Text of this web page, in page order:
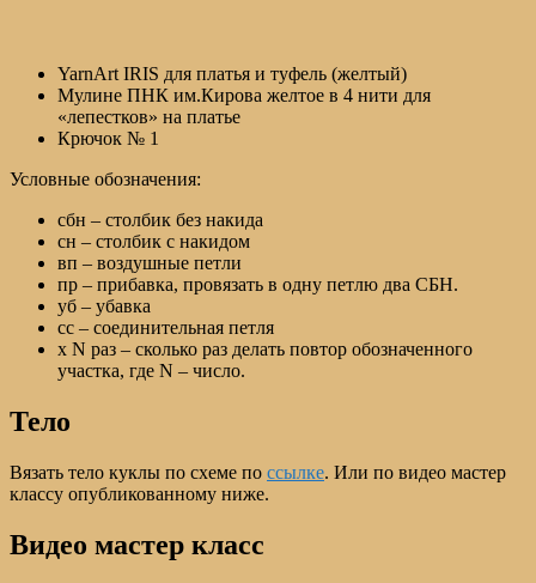
YarnArt IRIS для платья и туфель (желтый)
Мулине ПНК им.Кирова желтое в 4 нити для
«лепестков» на платье
Крючок № 1
Условные обозначения:
сбн – столбик без накида
сн – столбик с накидом
вп – воздушные петли
пр – прибавка, провязать в одну петлю два СБН.
уб – убавка
сс – соединительная петля
х N раз – сколько раз делать повтор обозначенного
участка, где N – число.
Тело
Вязать тело куклы по схеме по ссылке. Или по видео мастер
классу опубликованному ниже.
Видео мастер класс